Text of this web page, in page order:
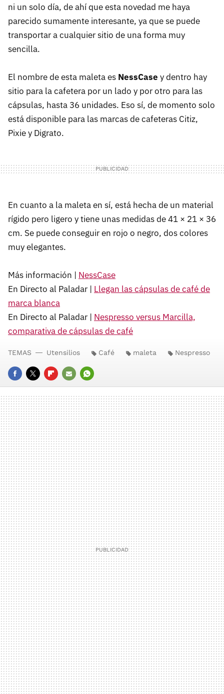
ni un solo día, de ahí que esta novedad me haya
parecido sumamente interesante, ya que se puede
transportar a cualquier sitio de una forma muy
sencilla.
El nombre de esta maleta es NessCase y dentro hay
sitio para la cafetera por un lado y por otro para las
cápsulas, hasta 36 unidades. Eso sí, de momento solo
está disponible para las marcas de cafeteras Citiz,
Pixie y Digrato.
En cuanto a la maleta en sí, está hecha de un material
rígido pero ligero y tiene unas medidas de 41 × 21 × 36
cm. Se puede conseguir en rojo o negro, dos colores
muy elegantes.
Más información | NessCase
En Directo al Paladar | Llegan las cápsulas de café de
marca blanca
En Directo al Paladar | Nespresso versus Marcilla,
comparativa de cápsulas de café
FACEBOOK
TWITTERFLIPBOARD
E-
MAIL
WHATSAPP
TEMAS Utensilios Café maleta Nespresso